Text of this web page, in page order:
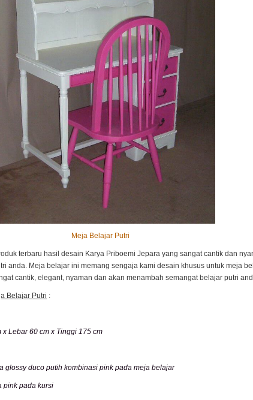
Meja Belajar Putri
terbaru hasil desain Karya Priboemi Jepara yang sangat cantik dan
anda. Meja belajar ini memang sengaja kami desain khusus untuk meja
cantik, elegant, nyaman dan akan menambah semangat belajar putri
Belajar Putri :
x Lebar 60 cm x Tinggi 175 cm
glossy duco putih kombinasi pink pada meja belajar
pink pada kursi